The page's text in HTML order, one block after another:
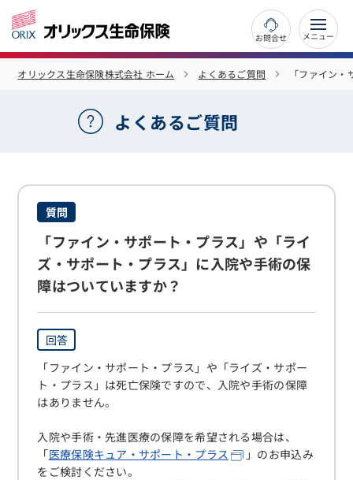
お問合せ
オリックス生命保険株式会社 ホーム よくあるご質問 「ファイン
よくあるご質問
質問
「ファイン・サポート・プラス」や「ライ
ズ・サポート・プラス」に入院や手術の保
障はついていますか？
回答
「ファイン・サポート・プラス」や「ライズ・サポー
ト・プラス」は死亡保険ですので、入院や手術の保障
はありません。
入院や手術・先進医療の保障を希望される場合は、
「医療保険キュア・サポート・プラス
」のお申込み
をご検討ください。